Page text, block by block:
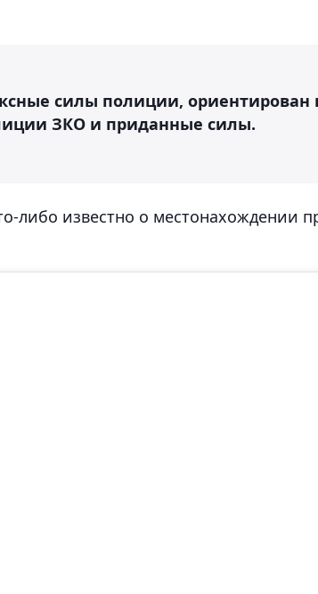
силы полиции, ориентирован
ЗКО и приданные силы.
либо известно о местонахождении